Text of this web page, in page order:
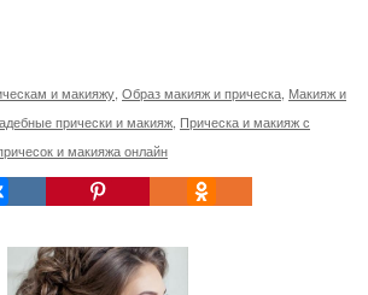
и макияжу Образ макияж и прическа Макияж и
прически и макияж Прическа и макияж с
и макияжа онлайн